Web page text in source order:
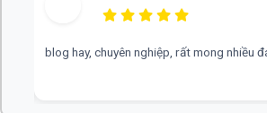
blog hay, chuyên nghiệp, rất mong nhiều